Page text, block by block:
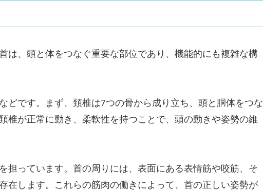
は、頭と体をつなぐ重要な部位であり、機能的にも複雑な構
どです。まず、頚椎は7つの骨から成り立ち、頭と胴体をつな
椎が正常に動き、柔軟性を持つことで、頭の動きや姿勢の維
担っています。首の周りには、表面にある表情筋や咬筋、そ
在します。これらの筋肉の働きによって、首の正しい姿勢が